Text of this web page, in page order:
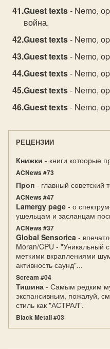
Guest texts- Nemo,
война.
Guest texts- Nemo,
Guest texts- Nemo,
Guest texts- Nemo,
Guest texts- Nemo,
Guest texts- Nemo,
РЕЦЕНЗИИ
Книжки - книги котоорые
ACNews #73
Проп - главный советский
ACNews #47
Lamergy page - о
ушельцам и засланцам
ACNews #37
Global Sensorica -
Moran/CPU - "Уникальный
меткими вкраплениями
активность саунд"...
Scream #04
Тишина - Самым редким
экспансивным, пожалуй,
стиль как "АСТРАЛ".
Black Metall #03